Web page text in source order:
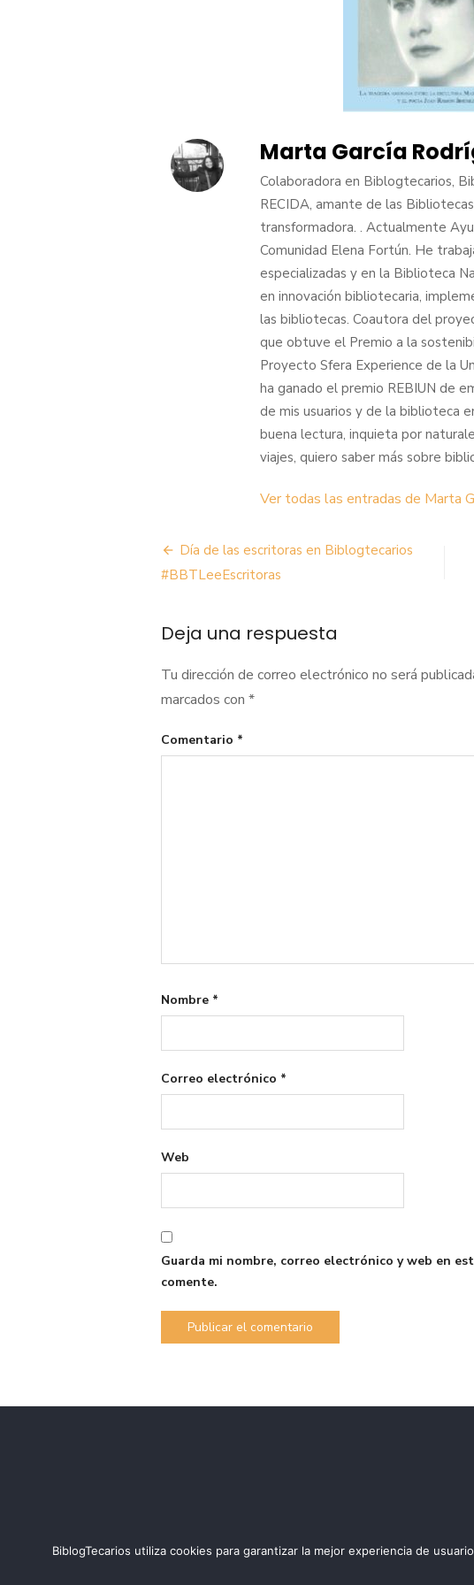
Marta García
Colaboradora en Biblogtecarios,
RECIDA, amante de las
transformadora. . Actualmente
Comunidad Elena Fortún. He
especializadas y en la Biblioteca
en innovación bibliotecaria,
las bibliotecas. Coautora del
que obtuve el Premio a la
Proyecto Sfera Experience de la
ha ganado el premio REBIUN de
de mis usuarios y de la biblioteca
buena lectura, inquieta por
viajes, quiero saber más sobre
Ver todas las entradas de Marta
Navegación
de
Día de las escritoras en Biblogtecarios
#BBTLeeEscritoras
Deja una respuesta
Tu dirección de correo electrónico no será
marcados con *
Comentario *
Nombre *
Correo electrónico *
Web
Guarda mi nombre, correo electrónico y web en
comente.
BiblogTecarios utiliza cookies para garantizar la mejor experiencia de